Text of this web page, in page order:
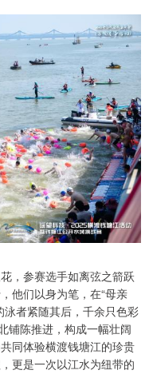
，参赛选手如离弦之箭跃
他们以身为笔，在“母亲
者紧随其后，千余只色彩
铺陈推进，构成一幅壮阔
同体验横渡钱塘江的珍贵
更是一次以江水为纽带的